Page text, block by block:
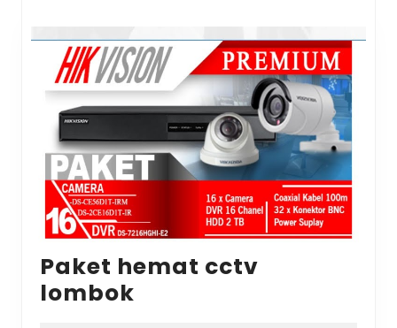
Paket hemat cctv
lombok